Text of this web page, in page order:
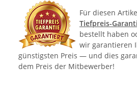
Für diesen
Tiefpreis-
bestellt haben
wir garantieren
günstigsten Preis — und dies
dem Preis der Mitbewerber!